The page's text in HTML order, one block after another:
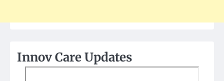
Innov Care Updates